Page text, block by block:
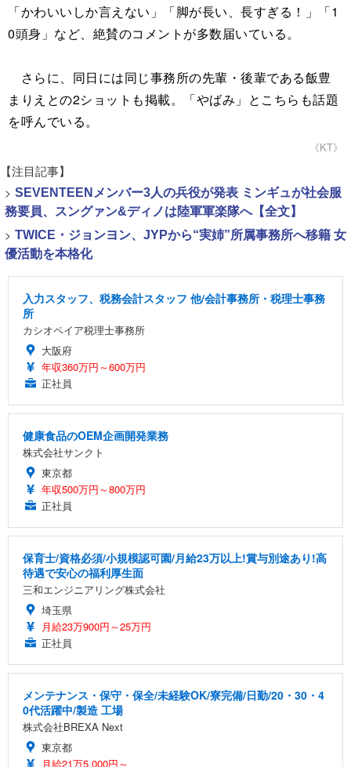
「かわいいしか言えない」「脚が長い、長すぎる！」「1
0頭身」など、絶賛のコメントが多数届いている。
さらに、同日には同じ事務所の先輩・後輩である飯豊
まりえとの2ショットも掲載。「やばみ」とこちらも話題
を呼んでいる。
《KT》
【注目記事】
> SEVENTEENメンバー3人の兵役が発表 ミンギュが社会服
務要員、スングァン&ディノは陸軍軍楽隊へ【全文】
> TWICE・ジョンヨン、JYPから“実姉”所属事務所へ移籍 女
優活動を本格化
入力スタッフ、税務会計スタッフ 他/会計事務所・税理士事務
所
カシオペイア税理士事務所
大阪府
年収360万円～600万円
正社員
健康食品のOEM企画開発業務
株式会社サンクト
東京都
年収500万円～800万円
正社員
保育士/資格必須/小規模認可園/月給23万以上!賞与別途あり!高
待遇で安心の福利厚生面
三和エンジニアリング株式会社
埼玉県
月給23万900円～25万円
正社員
メンテナンス・保守・保全/未経験OK/寮完備/日勤/20・30・4
0代活躍中/製造 工場
株式会社BREXA Next
東京都
月給21万5,000円～